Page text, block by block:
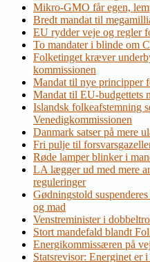
Mikro-GMO får egen,
Bredt mandat til
EU rydder veje og regler
To mandater i blinde om
Folketinget kræver
kommissionen
Mandat til nye principper
Mandat til EU-budgettets
Islandsk folkeafstemning
Venedigkommissionen
Danmark satser på mere
Fri pulje til
Røde lamper blinker i
LA lægger ud med mere
reguleringer
Gødningstold
og mad
Venstreminister i
Stort mandefald blandt
Energikommissæren på
Statsrevisor: Energinet er